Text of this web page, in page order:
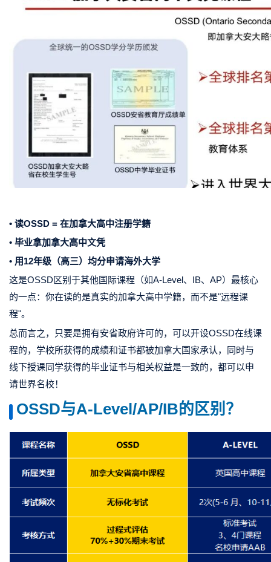
• 读OSSD = 在加拿大高中注册学籍
• 毕业拿加拿大高中文凭
• 用12年级（高三）均分申请海外大学
这是OSSD区别于其他国际课程（如A-Level、IB、AP）最核心
的一点：你在读的是真实的加拿大高中学籍，而不是"远程课
程"。
总而言之，只要是拥有安省政府许可的，可以开设OSSD在线课
程的，学校所获得的成绩和证书都被加拿大国家承认，同时与
线下授课同学获得的毕业证书与相关权益是一致的，都可以申
请世界名校！
OSSD与A-Level/AP/IB的区别？